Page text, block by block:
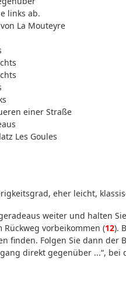
links ab.
La Mouteyre
einer Straße
Les Goules
eher leicht,
weiter und halten
vorbeikommen (12).
finden. Folgen Sie dann
direkt gegenüber ...“,